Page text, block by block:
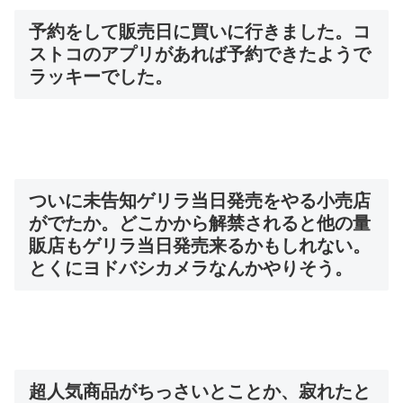
予約をして販売日に買いに行きました。コ
ストコのアプリがあれば予約できたようで
ラッキーでした。
ついに未告知ゲリラ当日発売をやる小売店
がでたか。どこかから解禁されると他の量
販店もゲリラ当日発売来るかもしれない。
とくにヨドバシカメラなんかやりそう。
超人気商品がちっさいとことか、寂れたと